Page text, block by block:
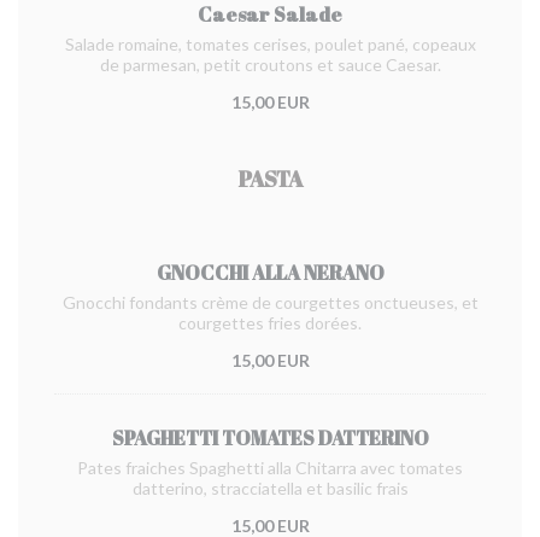
Caesar Salade
Salade romaine, tomates cerises, poulet pané, copeaux
de parmesan, petit croutons et sauce Caesar.
15,00 EUR
PASTA
GNOCCHI ALLA NERANO
Gnocchi fondants crème de courgettes onctueuses, et
courgettes fries dorées.
15,00 EUR
SPAGHETTI TOMATES DATTERINO
Pates fraiches Spaghetti alla Chitarra avec tomates
datterino, stracciatella et basilic frais
15,00 EUR